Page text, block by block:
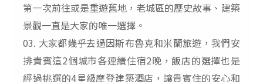
第一次前往或是重遊舊地，老城區的歷史故事、建築
景觀一直是大家的唯一選擇。
03. 大家都幾乎去過因斯布魯克和米蘭旅遊，我們安
排貴賓這2個城市各連續住宿2晚，飯店的選擇也是
經過挑選的4星級摩登建築酒店，讓貴賓住的安心和